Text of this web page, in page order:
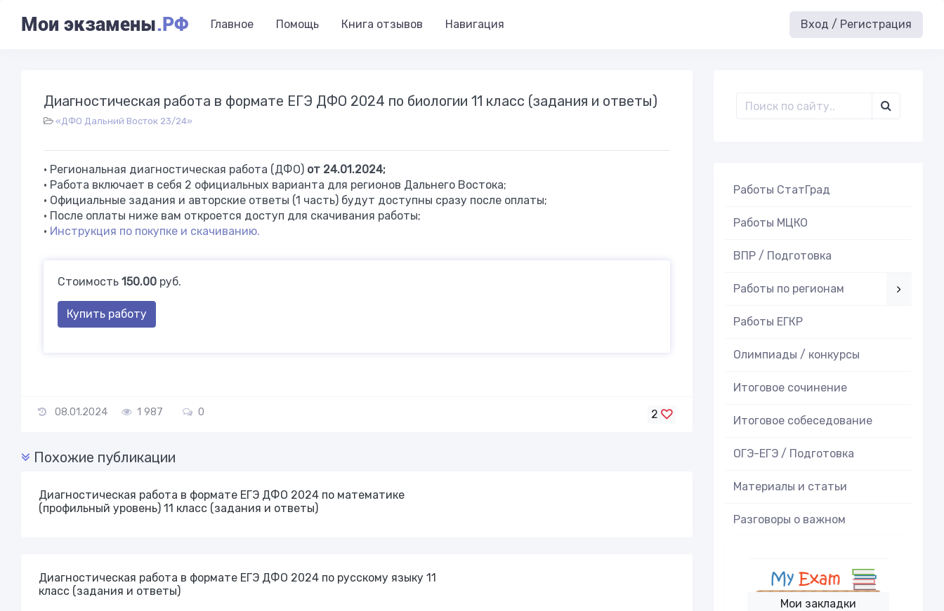
Мои экзамены.РФ Главное Помощь Книга отзывов Навигация Вход / Регистрация
Диагностическая работа в формате ЕГЭ ДФО 2024 по биологии 11 класс (задания и ответы)
«ДФО Дальний Восток 23/24»
• Региональная диагностическая работа (ДФО) от 24.01.2024;
• Работа включает в себя 2 официальных варианта для регионов Дальнего Востока;
• Официальные задания и авторские ответы (1 часть) будут доступны сразу после оплаты;
• После оплаты ниже вам откроется доступ для скачивания работы;
• Инструкция по покупке и скачиванию.
Стоимость 150.00 руб.
Купить работу
08.01.2024 1 987 0 2
Похожие публикации
Диагностическая работа в формате ЕГЭ ДФО 2024 по математике
(профильный уровень) 11 класс (задания и ответы)
Диагностическая работа в формате ЕГЭ ДФО 2024 по русскому языку 11
класс (задания и ответы)
Работы СтатГрад
Работы МЦКО
ВПР / Подготовка
Работы по регионам
Работы ЕГКР
Олимпиады / конкурсы
Итоговое cочинение
Итоговое cобеседование
ОГЭ-ЕГЭ / Подготовка
Материалы и статьи
Разговоры о важном
Мои закладки